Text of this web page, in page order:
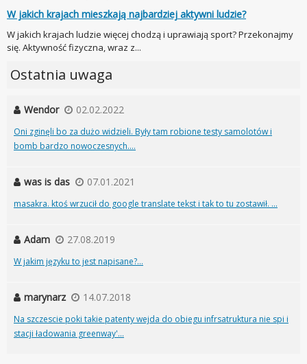
W jakich krajach mieszkają najbardziej aktywni ludzie?
W jakich krajach ludzie więcej chodzą i uprawiają sport? Przekonajmy
się. Aktywność fizyczna, wraz z...
Ostatnia uwaga
Wendor 02.02.2022
Oni zginęli bo za dużo widzieli. Były tam robione testy samolotów i
bomb bardzo nowoczesnych....
was is das 07.01.2021
masakra. ktoś wrzucił do google translate tekst i tak to tu zostawił. ...
Adam 27.08.2019
W jakim języku to jest napisane?...
marynarz 14.07.2018
Na szczescie poki takie patenty wejda do obiegu infrsatruktura nie spi i
stacji ładowania greenway'...